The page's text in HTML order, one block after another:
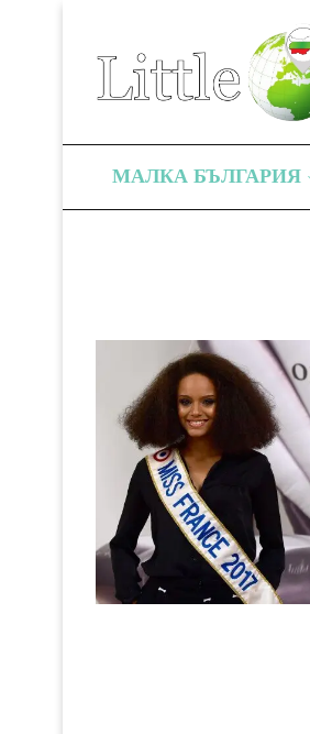
МАЛКА БЪЛГАРИЯ